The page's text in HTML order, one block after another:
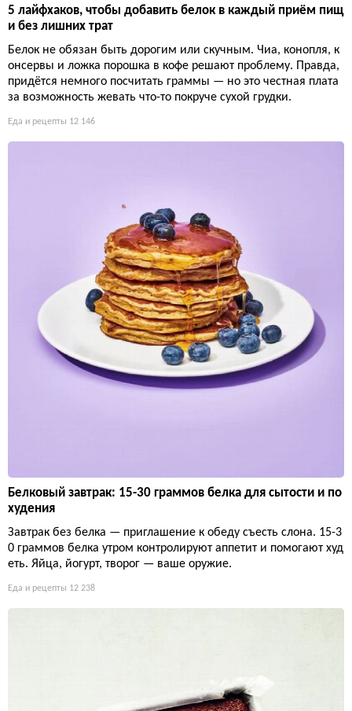
5 лайфхаков, чтобы добавить белок в каждый приём пищ
и без лишних трат
Белок не обязан быть дорогим или скучным. Чиа, конопля, к
онсервы и ложка порошка в кофе решают проблему. Правда,
придётся немного посчитать граммы — но это честная плата
за возможность жевать что-то покруче сухой грудки.
Еда и рецепты 12 146
Белковый завтрак: 15-30 граммов белка для сытости и по
худения
Завтрак без белка — приглашение к обеду съесть слона. 15-3
0 граммов белка утром контролируют аппетит и помогают худ
еть. Яйца, йогурт, творог — ваше оружие.
Еда и рецепты 12 238